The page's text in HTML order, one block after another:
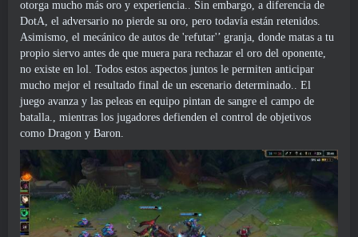
otorga mucho más oro y experiencia.. Sin embargo, a diferencia de
DotA, el adversario no pierde su oro, pero todavía están retenidos.
Asimismo, el mecánico de autos de 'refutar'’ granja, donde matas a tu
propio siervo antes de que muera para rechazar el oro del oponente,
no existe en lol. Todos estos aspectos juntos le permiten anticipar
mucho mejor el resultado final de un escenario determinado.. El
juego avanza y las peleas en equipo pintan de sangre el campo de
batalla., mientras los jugadores defienden el control de objetivos
como Dragon y Baron.